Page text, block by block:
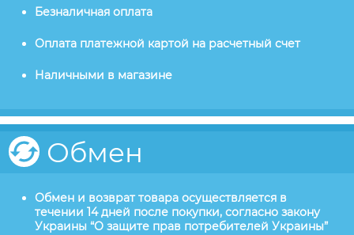
Безналичная оплата
Оплата платежной картой на расчетный счет
Наличными в магазине
Обмен
Обмен и возврат товара осуществляется в
течении 14 дней после покупки, согласно закону
Украины “О защите прав потребителей Украины”